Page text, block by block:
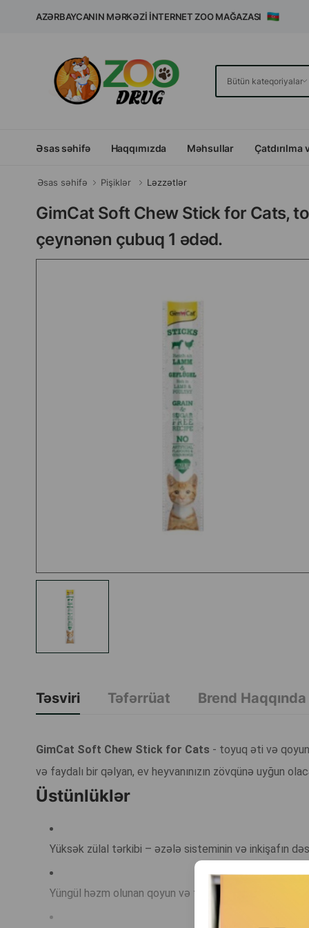
AZƏRBAYCANIN MƏRKƏZI İNTERNET ZOO MAĞAZASI
Əsas səhifə Haqqımızda Məhsullar Çatdırılma
Əsas səhifə Pişiklər Ləzzətlər
GimCat Soft Chew Stick for Cats,
çeynənən çubuq 1 ədəd.
Təsviri Təfərrüat Brend Haqqında
GimCat Soft Chew Stick for Cats - toyuq əti və
və faydalı bir qəlyan, ev heyvanınızın zövqünə uyğun
Üstünlüklər
Yüksək zülal tərkibi – əzələ sisteminin və inkişafın
Yüngül həzm olunan qoyun və toyuq ətinin dadlı